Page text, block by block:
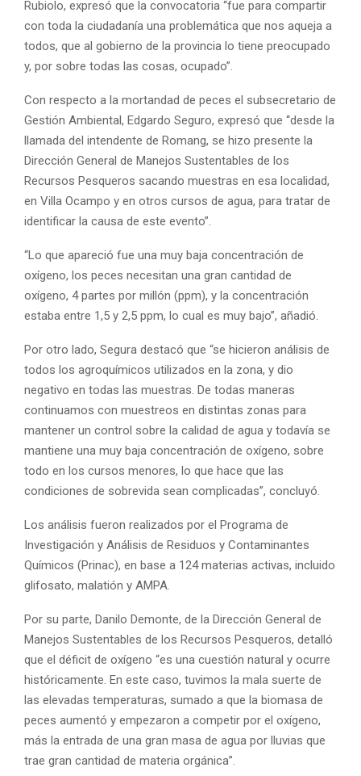
Rubiolo, expresó que la convocatoria “fue para compartir
con toda la ciudadanía una problemática que nos aqueja a
todos, que al gobierno de la provincia lo tiene preocupado
y, por sobre todas las cosas, ocupado”.
Con respecto a la mortandad de peces el subsecretario de
Gestión Ambiental, Edgardo Seguro, expresó que “desde la
llamada del intendente de Romang, se hizo presente la
Dirección General de Manejos Sustentables de los
Recursos Pesqueros sacando muestras en esa localidad,
en Villa Ocampo y en otros cursos de agua, para tratar de
identificar la causa de este evento”.
“Lo que apareció fue una muy baja concentración de
oxígeno, los peces necesitan una gran cantidad de
oxígeno, 4 partes por millón (ppm), y la concentración
estaba entre 1,5 y 2,5 ppm, lo cual es muy bajo”, añadió.
Por otro lado, Segura destacó que “se hicieron análisis de
todos los agroquímicos utilizados en la zona, y dio
negativo en todas las muestras. De todas maneras
continuamos con muestreos en distintas zonas para
mantener un control sobre la calidad de agua y todavía se
mantiene una muy baja concentración de oxígeno, sobre
todo en los cursos menores, lo que hace que las
condiciones de sobrevida sean complicadas”, concluyó.
Los análisis fueron realizados por el Programa de
Investigación y Análisis de Residuos y Contaminantes
Químicos (Prinac), en base a 124 materias activas, incluido
glifosato, malatión y AMPA.
Por su parte, Danilo Demonte, de la Dirección General de
Manejos Sustentables de los Recursos Pesqueros, detalló
que el déficit de oxígeno “es una cuestión natural y ocurre
históricamente. En este caso, tuvimos la mala suerte de
las elevadas temperaturas, sumado a que la biomasa de
peces aumentó y empezaron a competir por el oxígeno,
más la entrada de una gran masa de agua por lluvias que
trae gran cantidad de materia orgánica”.